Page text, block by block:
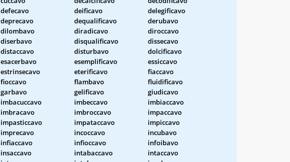
defecavo deificavo
delegificavo
deprecavo dequalificavo
derubavo
dilombavo diradicavo
diroccavo
diserbavo disqualificavo
dissecavo
distaccavo disturbavo
dolcificavo
esacerbavo esemplificavo
essiccavo
estrinsecavo eterificavo
fiaccavo
fioccavo flambavo
fluidificavo
garbavo gelificavo
giudicavo
imbacuccavo imbeccavo
imbiaccavo
imbracavo imbroccavo
impaccavo
impasticcavo impataccavo
impiccavo
imprecavo incoccavo
incubavo
infiaccavo infioccavo
infoibavo
insaccavo intabaccavo
intaccavo